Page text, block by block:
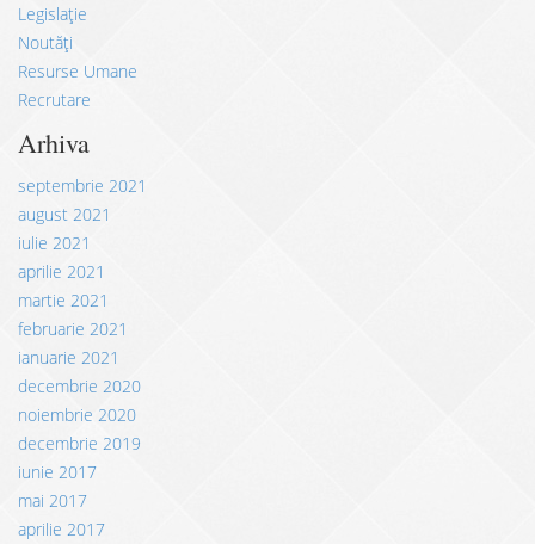
Legislație
Noutăți
Resurse Umane
Recrutare
Arhiva
septembrie 2021
august 2021
iulie 2021
aprilie 2021
martie 2021
februarie 2021
ianuarie 2021
decembrie 2020
noiembrie 2020
decembrie 2019
iunie 2017
mai 2017
aprilie 2017